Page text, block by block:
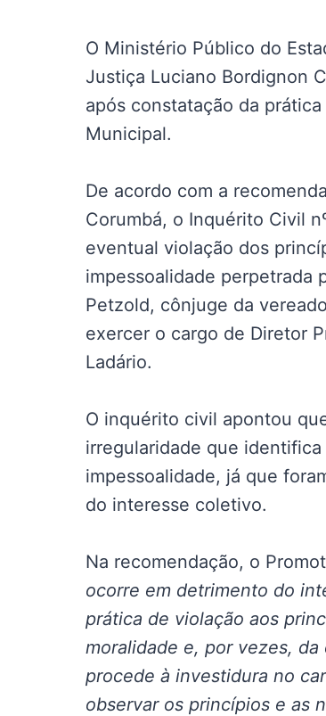
O Ministério Público do
Justiça Luciano Bordignon
após constatação da
Municipal.
De acordo com a
Corumbá, o Inquérito Civil
eventual violação dos
impessoalidade perpetrada
Petzold, cônjuge da
exercer o cargo de Diretor
Ladário.
O inquérito civil apontou
irregularidade que
impessoalidade, já que
do interesse coletivo.
Na recomendação, o
ocorre em detrimento do
prática de violação aos
moralidade e, por vezes,
procede à investidura no
observar os princípios e as